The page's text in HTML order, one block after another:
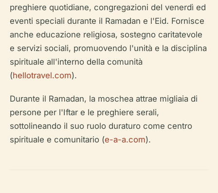
preghiere quotidiane, congregazioni del venerdì ed
eventi speciali durante il Ramadan e l'Eid. Fornisce
anche educazione religiosa, sostegno caritatevole
e servizi sociali, promuovendo l'unità e la disciplina
spirituale all'interno della comunità
(hellotravel.com).
Durante il Ramadan, la moschea attrae migliaia di
persone per l'Iftar e le preghiere serali,
sottolineando il suo ruolo duraturo come centro
spirituale e comunitario (e-a-a.com).